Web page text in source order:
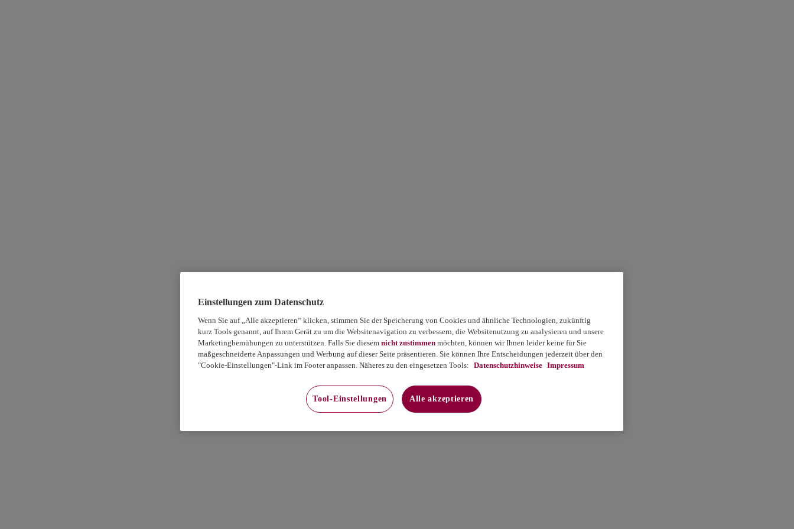
Einstellungen zum Datenschutz
Wenn Sie auf „Alle akzeptieren“ klicken, stimmen Sie der Speicherung von Cookies und ähnliche Technologien, zukünftig
kurz Tools genannt, auf Ihrem Gerät zu um die Websitenavigation zu verbessern, die Websitenutzung zu analysieren und unsere
Marketingbemühungen zu unterstützen. Falls Sie diesem nicht zustimmen möchten, können wir Ihnen leider keine für Sie
maßgeschneiderte Anpassungen und Werbung auf dieser Seite präsentieren. Sie können Ihre Entscheidungen jederzeit über den
"Cookie-Einstellungen"-Link im Footer anpassen. Näheres zu den eingesetzen Tools: Datenschutzhinweise Impressum
Tool-Einstellungen Alle akzeptieren